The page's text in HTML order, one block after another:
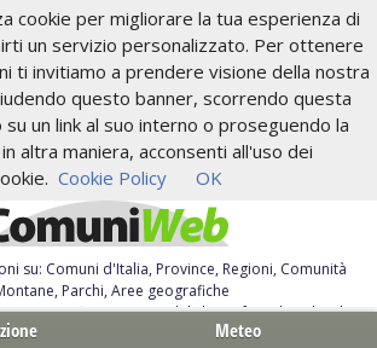
cookie per migliorare la tua esperienza di
un servizio personalizzato. Per ottenere
ti invitiamo a prendere visione della nostra
questo banner, scorrendo questa
su un link al suo interno o proseguendo la
altra maniera, acconsenti all'uso dei
Cookie Policy OK
su: Comuni d'Italia, Province, Regioni, Comunità
Parchi, Aree geografiche
Autocertificazione, moduli, leggi, free download
Meteo